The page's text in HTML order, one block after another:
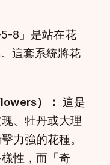
8」是站在花
這套系統將花
）： 這是
、牡丹或大理
力強的花種。
性，而「奇